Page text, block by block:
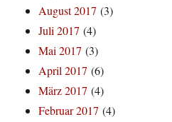
August 2017 (3)
Juli 2017 (4)
Mai 2017 (3)
April 2017 (6)
März 2017 (4)
Februar 2017 (4)